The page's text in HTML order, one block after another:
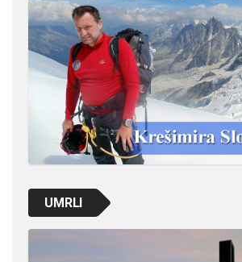
UMRLI